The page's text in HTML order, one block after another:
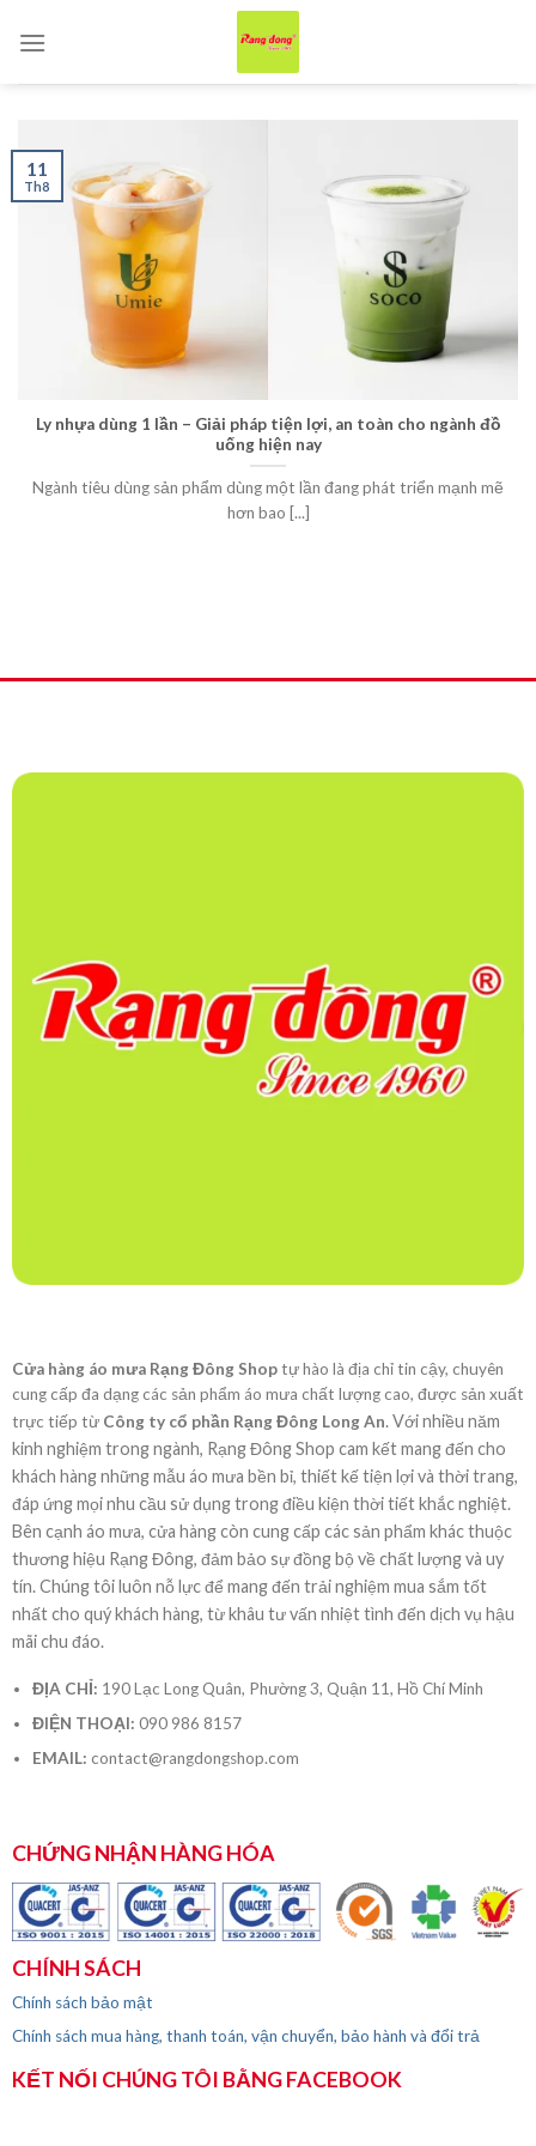
Ly nhựa dùng 1 lần – Giải pháp tiện lợi, an toàn cho ngành đồ
uống hiện nay
Ngành tiêu dùng sản phẩm dùng một lần đang phát triển mạnh mẽ
hơn bao [...]
11
Th8
Cửa hàng áo mưa Rạng Đông Shoptự hào là địa chỉ tin cậy, chuyên
cung cấp đa dạng các sản phẩm áo mưa chất lượng cao, được sản xuất
trực tiếp từ Công ty cổ phần Rạng Đông Long An. Với nhiều năm
kinh nghiệm trong ngành, Rạng Đông Shop cam kết mang đến cho
khách hàng những mẫu áo mưa bền bỉ, thiết kế tiện lợi và thời trang,
đáp ứng mọi nhu cầu sử dụng trong điều kiện thời tiết khắc nghiệt.
Bên cạnh áo mưa, cửa hàng còn cung cấp các sản phẩm khác thuộc
thương hiệu Rạng Đông, đảm bảo sự đồng bộ về chất lượng và uy
tín. Chúng tôi luôn nỗ lực để mang đến trải nghiệm mua sắm tốt
nhất cho quý khách hàng, từ khâu tư vấn nhiệt tình đến dịch vụ hậu
mãi chu đáo.
ĐỊA CHỈ: 190 Lạc Long Quân, Phường 3, Quận 11, Hồ Chí Minh
ĐIỆN THOẠI: 090 986 8157
EMAIL: contact@rangdongshop.com
CHỨNG NHẬN HÀNG HÓA
CHÍNH SÁCH
Chính sách bảo mật
Chính sách mua hàng, thanh toán, vận chuyển, bảo hành và đổi trả
KẾT NỐI CHÚNG TÔI BẰNG FACEBOOK